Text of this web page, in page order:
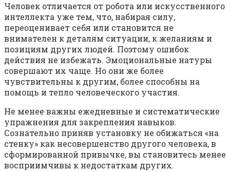
Человек отличается от робота или искусственного
интеллекта уже тем, что, набирая силу,
переоценивает себя или становится не
внимателен к деталям ситуации, к желаниям и
позициям других людей. Поэтому ошибок
действия не избежать. Эмоциональные натуры
совершают их чаще. Но они же более
чувствительны к другим, более способны на
помощь и тепло человеческого участия.
Не менее важны ежедневные и систематические
упражнения для закрепления навыков.
Сознательно приняв установку не обижаться «на
стенку» как несовершенство другого человека, в
сформированной привычке, вы становитесь менее
восприимчивы к недостаткам других.